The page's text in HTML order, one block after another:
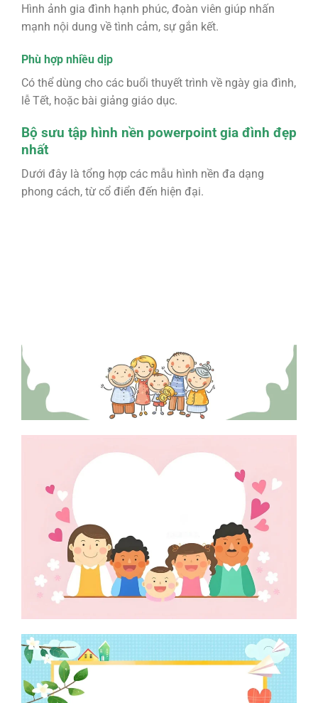
Hình ảnh gia đình hạnh phúc, đoàn viên giúp nhấn
mạnh nội dung về tình cảm, sự gắn kết.
Phù hợp nhiều dịp
Có thể dùng cho các buổi thuyết trình về ngày gia đình,
lễ Tết, hoặc bài giảng giáo dục.
Bộ sưu tập hình nền powerpoint gia đình đẹp
nhất
Dưới đây là tổng hợp các mẫu hình nền đa dạng
phong cách, từ cổ điển đến hiện đại.